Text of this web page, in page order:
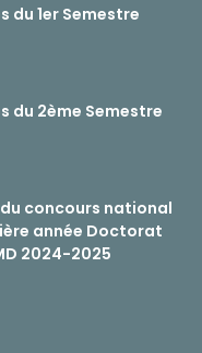
du 1er Semestre
du 2ème Semestre
concours national
année Doctorat
2024-2025